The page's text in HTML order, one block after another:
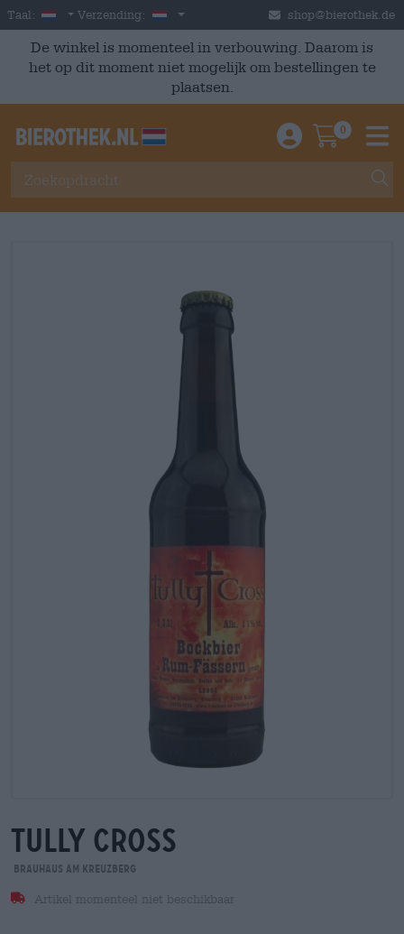
Skip to main content
Taal: Dutch
Verzending: Nederland shop@bierothek.de
De winkel is momenteel in verbouwing. Daarom is
het op dit moment niet mogelijk om bestellingen te
plaatsen.
Einloggen /
0
tully cross
Brauhaus am Kreuzberg
Artikel momenteel niet beschikbaar